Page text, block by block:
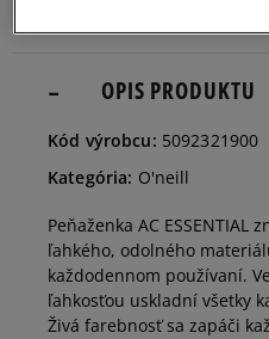
OPIS PRODUKTU
Kód výrobcu: 5092321900
Kategória: O'neill
Peňaženka AC ESSENTIAL
ľahkého, odolného
každodennom používaní.
ľahkosťou uskladní všetky
Živá farebnosť sa zapáči